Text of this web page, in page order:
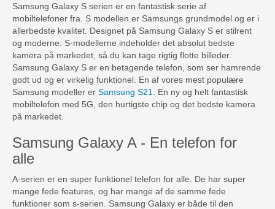
Samsung Galaxy S serien er en fantastisk serie af
mobiltelefoner fra. S modellen er Samsungs grundmodel og er i
allerbedste kvalitet. Designet på Samsung Galaxy S er stilrent
og moderne. S-modellerne indeholder det absolut bedste
kamera på markedet, så du kan tage rigtig flotte billeder.
Samsung Galaxy S er en betagende telefon, som ser hamrende
godt ud og er virkelig funktionel. En af vores mest populære
Samsung modeller er Samsung S21
. En ny og helt fantastisk
mobiltelefon med 5G, den hurtigste chip og det bedste kamera
på markedet.
Samsung Galaxy A - En telefon for
alle
A-serien er en super funktionel telefon for alle. De har super
mange fede features, og har mange af de samme fede
funktioner som s-serien. Samsung Galaxy er både til den